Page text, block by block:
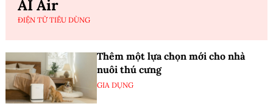
AI Air
ĐIỆN TỬ TIÊU DÙNG
Thêm một lựa chọn mới cho nhà
nuôi thú cưng
GIA DỤNG